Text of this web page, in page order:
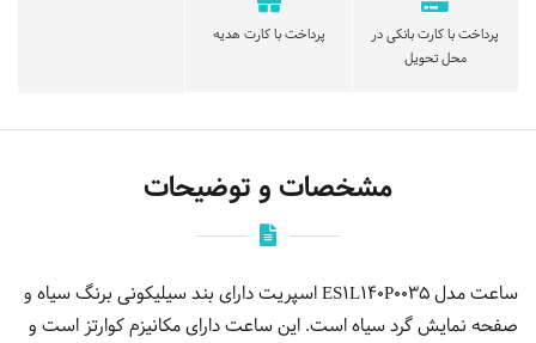
پرداخت با کارت بانکی در
محل تحویل
پرداخت با کارت هدیه
مشخصات و توضیحات
ساعت مدل ES1L140P0035 اسپریت دارای بند سیلیکونی برنگ سیاه و
صفحه نمایش گرد سیاه است. این ساعت دارای مکانیزم کوارتز است و